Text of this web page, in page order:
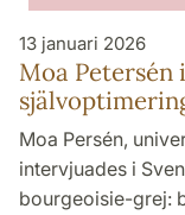
13 januari 2026
Moa Petersén
Moa Persén,
intervjuades i
bourgeoisie-grej: